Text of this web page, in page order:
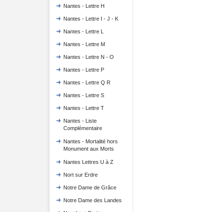
Nantes - Lettre H
Nantes - Lettre I - J - K
Nantes - Lettre L
Nantes - Lettre M
Nantes - Lettre N - O
Nantes - Lettre P
Nantes - Lettre Q R
Nantes - Lettre S
Nantes - Lettre T
Nantes - Liste
Complémentaire
Nantes - Mortalité hors
Monument aux Morts
Nantes Lettres U à Z
Nort sur Erdre
Notre Dame de Grâce
Notre Dame des Landes